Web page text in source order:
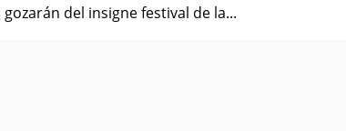
del insigne festival de la...